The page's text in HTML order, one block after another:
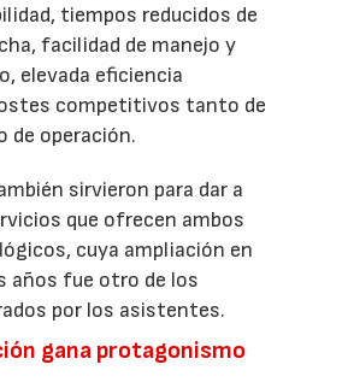
tiempos reducidos de
facilidad de manejo y
elevada eficiencia
competitivos tanto de
de operación.
sirvieron para dar a
que ofrecen ambos
cuya ampliación en
años fue otro de los
por los asistentes.
gana protagonismo